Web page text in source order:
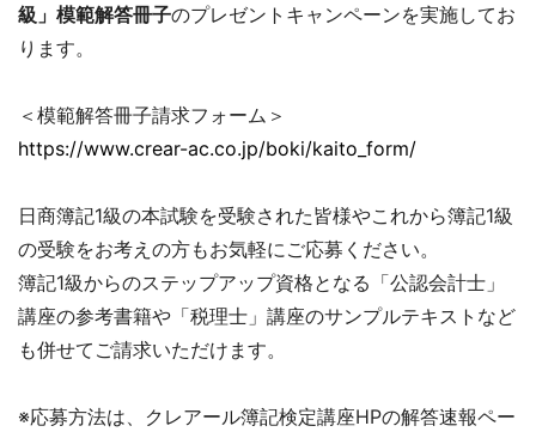
級」模範解答冊子のプレゼントキャンペーンを実施してお
ります。
＜模範解答冊子請求フォーム＞
https://www.crear-ac.co.jp/boki/kaito_form/
日商簿記1級の本試験を受験された皆様やこれから簿記1級
の受験をお考えの方もお気軽にご応募ください。
簿記1級からのステップアップ資格となる「公認会計士」
講座の参考書籍や「税理士」講座のサンプルテキストなど
も併せてご請求いただけます。
※応募方法は、クレアール簿記検定講座HPの解答速報ペー